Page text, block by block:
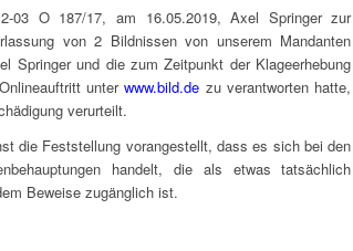
03 O 187/17, am 16.05.2019, Axel Springer zur
von 2 Bildnissen von unserem Mandanten
Springer und die zum Zeitpunkt der Klageerhebung
unterwww.bild.de zu verantworten hatte,
verurteilt.
die Feststellung vorangestellt, dass es sich bei den
handelt, die als etwas tatsächlich
Beweise zugänglich ist.